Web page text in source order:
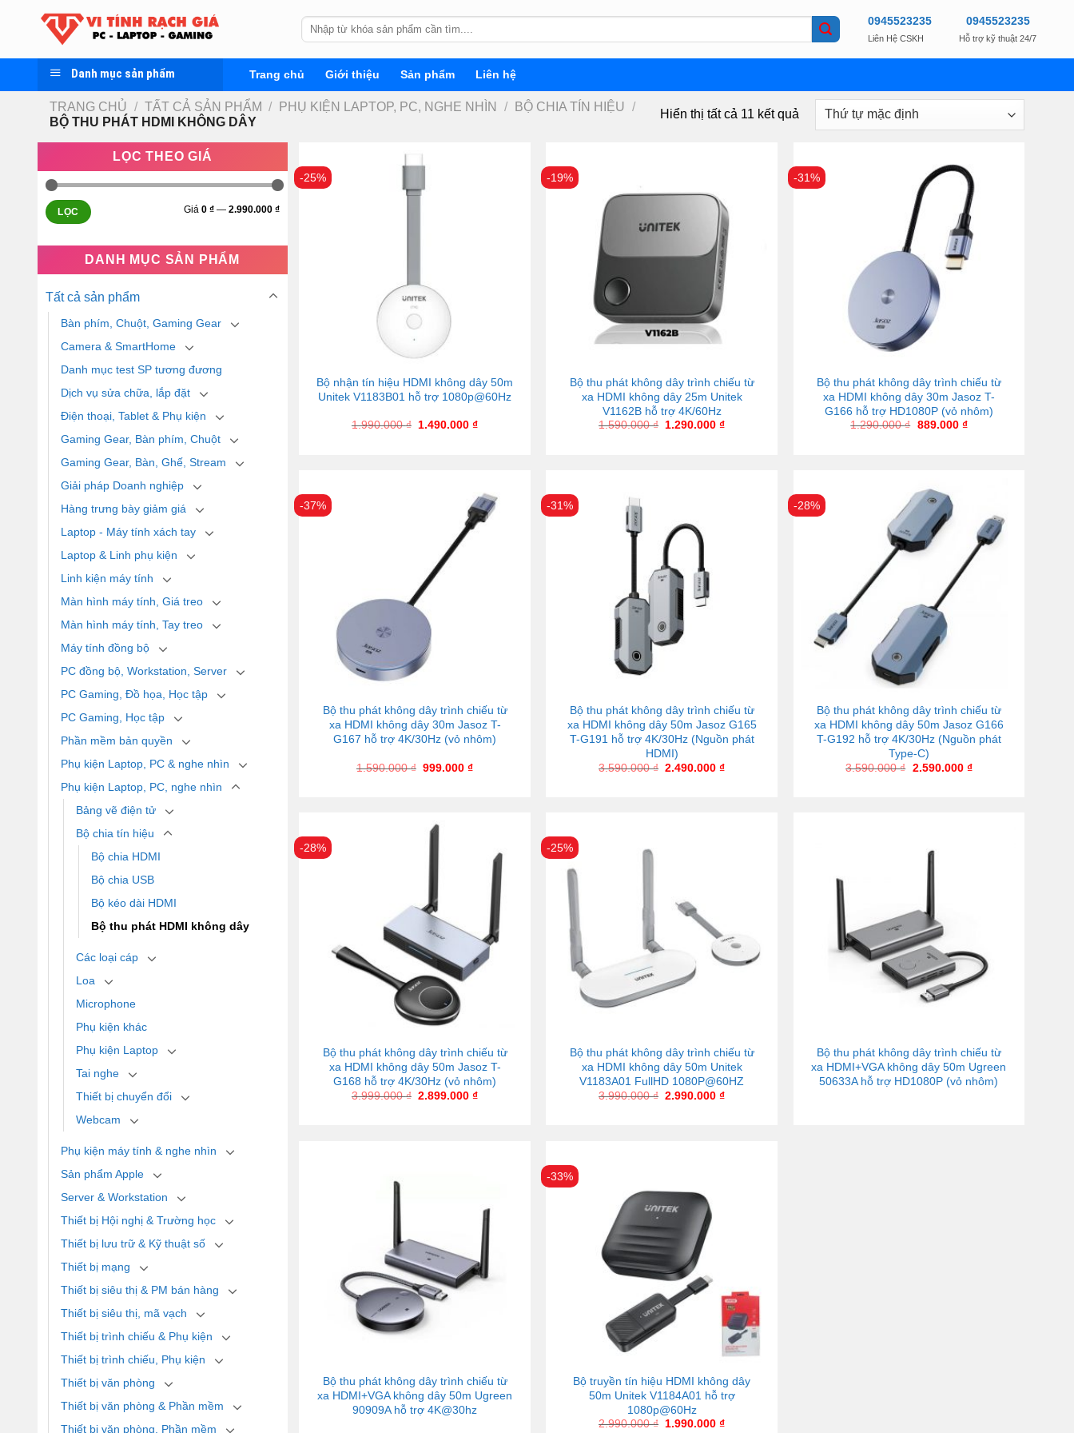
Tìm
kiếm:
0945523235
Liên Hệ CSKH
0945523235
Hỗ trợ kỹ thuật 24/7
Danh mục sản phẩm Trang chủ Giới thiệu Sản phẩm Liên hệ
TRANG CHỦ / TẤT CẢ SẢN PHẨM / PHỤ KIỆN LAPTOP, PC, NGHE NHÌN / BỘ CHIA TÍN HIỆU /
BỘ THU PHÁT HDMI KHÔNG DÂY
Hiển thị tất cả 11 kết quả
LỌC THEO GIÁ
LỌC Giá 0 ₫— 2.990.000 ₫
DANH MỤC SẢN PHẨM
Tất cả sản phẩm
Bàn phím, Chuột, Gaming Gear
Camera & SmartHome
Danh mục test SP tương đương
Dịch vụ sửa chữa, lắp đặt
Điện thoại, Tablet & Phụ kiện
Gaming Gear, Bàn phím, Chuột
Gaming Gear, Bàn, Ghế, Stream
Giải pháp Doanh nghiệp
Hàng trưng bày giảm giá
Laptop - Máy tính xách tay
Laptop & Linh phụ kiện
Linh kiện máy tính
Màn hình máy tính, Giá treo
Màn hình máy tính, Tay treo
Máy tính đồng bộ
PC đồng bộ, Workstation, Server
PC Gaming, Đồ họa, Học tập
PC Gaming, Học tập
Phần mềm bản quyền
Phụ kiện Laptop, PC & nghe nhìn
Phụ kiện Laptop, PC, nghe nhìn
Bảng vẽ điện tử
Bộ chia tín hiệu
Bộ chia HDMI
Bộ chia USB
Bộ kéo dài HDMI
Bộ thu phát HDMI không dây
Các loại cáp
Loa
Microphone
Phụ kiện khác
Phụ kiện Laptop
Tai nghe
Thiết bị chuyển đổi
Webcam
Phụ kiện máy tính & nghe nhìn
Sản phẩm Apple
Server & Workstation
Thiết bị Hội nghị & Trường học
Thiết bị lưu trữ & Kỹ thuật số
Thiết bị mạng
Thiết bị siêu thị & PM bán hàng
Thiết bị siêu thị, mã vạch
Thiết bị trình chiếu & Phụ kiện
Thiết bị trình chiếu, Phụ kiện
Thiết bị văn phòng
Thiết bị văn phòng & Phần mềm
Thiết bị văn phòng, Phần mềm
-25%
Bộ nhận tín hiệu HDMI không dây 50m
Unitek V1183B01 hỗ trợ 1080p@60Hz
1.990.000₫ 1.490.000₫
-19%
Bộ thu phát không dây trình chiếu từ
xa HDMI không dây 25m Unitek
V1162B hỗ trợ 4K/60Hz
1.590.000₫ 1.290.000₫
-31%
Bộ thu phát không dây trình chiếu từ
xa HDMI không dây 30m Jasoz T-
G166 hỗ trợ HD1080P (vỏ nhôm)
1.290.000₫ 889.000 ₫
-37%
Bộ thu phát không dây trình chiếu từ
xa HDMI không dây 30m Jasoz T-
G167 hỗ trợ 4K/30Hz (vỏ nhôm)
1.590.000₫ 999.000₫
-31%
Bộ thu phát không dây trình chiếu từ
xa HDMI không dây 50m Jasoz G165
T-G191 hỗ trợ 4K/30Hz (Nguồn phát
HDMI)
3.590.000₫ 2.490.000₫
-28%
Bộ thu phát không dây trình chiếu từ
xa HDMI không dây 50m Jasoz G166
T-G192 hỗ trợ 4K/30Hz (Nguồn phát
Type-C)
3.590.000₫ 2.590.000 ₫
-28%
Bộ thu phát không dây trình chiếu từ
xa HDMI không dây 50m Jasoz T-
G168 hỗ trợ 4K/30Hz (vỏ nhôm)
3.999.000₫ 2.899.000₫
-25%
Bộ thu phát không dây trình chiếu từ
xa HDMI không dây 50m Unitek
V1183A01 FullHD 1080P@60HZ
3.990.000₫ 2.990.000₫
Bộ thu phát không dây trình chiếu từ
xa HDMI+VGA không dây 50m Ugreen
50633A hỗ trợ HD1080P (vỏ nhôm)
Bộ thu phát không dây trình chiếu từ
xa HDMI+VGA không dây 50m Ugreen
90909A hỗ trợ 4K@30hz
-33%
Bộ truyền tín hiệu HDMI không dây
50m Unitek V1184A01 hỗ trợ
1080p@60Hz
2.990.000₫ 1.990.000₫